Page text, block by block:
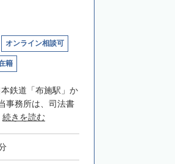
オンライン相談可
籍
鉄道「布施駅」か
事務所は、司法書
続きを読む